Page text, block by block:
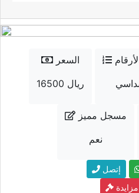
السعر
16500 ريال
مسجل مميز
نعم
إتصل